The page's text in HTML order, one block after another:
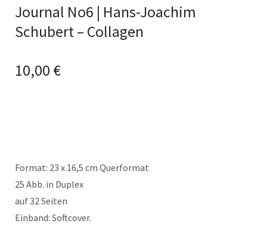
Journal No6 | Hans-Joachim
Schubert – Collagen
10,00 €
Format: 23 x 16,5 cm Querformat
25 Abb. in Duplex
auf 32 Seiten
Einband: Softcover.